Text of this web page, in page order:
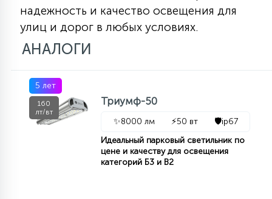
надежность и качество освещения для
улиц и дорог в любых условиях.
АНАЛОГИ
5 лет
160
лт/вт
Триумф-50
✨8000 лм ⚡50 вт 🛡️ip67
Идеальный парковый светильник по
цене и качеству для освещения
категорий Б3 и В2